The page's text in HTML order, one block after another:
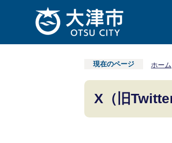
現在のページ ホーム
X（旧